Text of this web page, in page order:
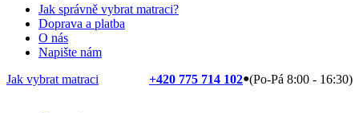
Jak správně vybrat matraci?
Doprava a platba
O nás
Napište nám
Jak vybrat matraci
+420 775 714 102●(Po-Pá 8:00 - 16:30)